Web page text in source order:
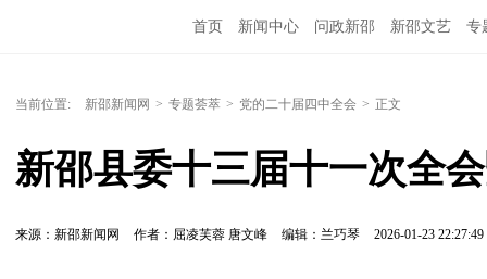
首页 新闻中心 问政新邵 新邵文艺 专
当前位置: 新邵新闻网 > 专题荟萃 > 党的二十届四中全会 > 正文
新邵县委十三届十一次全
来源：新邵新闻网 作者：屈凌芙蓉 唐文峰 编辑：兰巧琴 2026-01-23 22:27:49